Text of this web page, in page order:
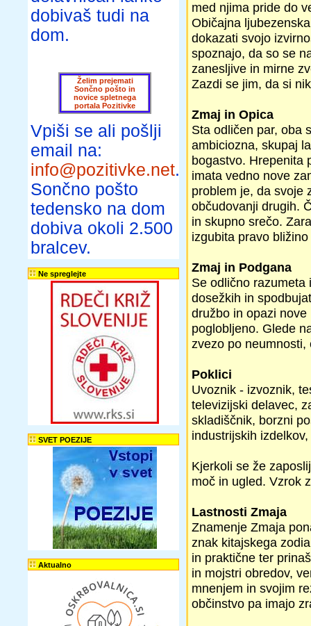
dobivaš tudi na
dom.
Želim prejemati
Sončno pošto in
novice spletnega
portala Pozitivke
Vpiši se ali pošlji
email na:
info@pozitivke.net.
Sončno pošto
tedensko na dom
dobiva okoli 2.500
bralcev.
Ne spreglejte
SVET POEZIJE
Aktualno
med njima pride do
Običajna
dokazati svojo
spoznajo, da so se
zanesljive in mirne
Zazdi se jim, da si
Zmaj in Opica
Sta odličen par, oba
ambiciozna, skupaj
bogastvo. Hrepenita
imata vedno nove
problem je, da svoje
občudovanji drugih.
in skupno srečo.
izgubita pravo
Zmaj in Podgana
Se odlično razumeta
dosežkih in
družbo in opazi
poglobljeno. Glede
zvezo po
Poklici
Uvoznik - izvoznik,
televizijski delavec,
skladiščnik, borzni
industrijskih
Kjerkoli se že
moč in ugled. Vzrok
Lastnosti Zmaja
Znamenje Zmaja
znak kitajskega
in praktične ter
in mojstri obredov,
mnenjem in svojim
občinstvo pa imajo